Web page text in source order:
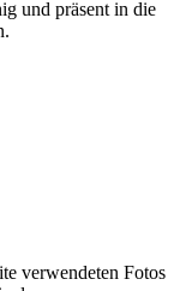
verwendeten Fotos